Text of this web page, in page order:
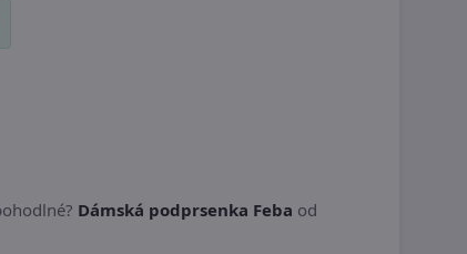
Dámská podprsenka Feba od